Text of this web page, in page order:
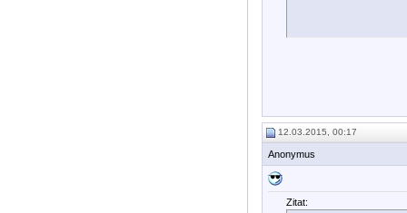
12.03.2015, 00:17
Anonymus
Zitat: